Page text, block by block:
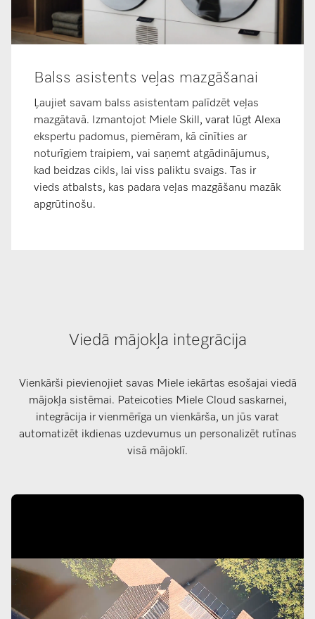
Balss asistents veļas mazgāšanai
Ļaujiet savam balss asistentam palīdzēt veļas
mazgātavā. Izmantojot Miele Skill, varat lūgt Alexa
ekspertu padomus, piemēram, kā cīnīties ar
noturīgiem traipiem, vai saņemt atgādinājumus,
kad beidzas cikls, lai viss paliktu svaigs. Tas ir
vieds atbalsts, kas padara veļas mazgāšanu mazāk
apgrūtinošu.
Viedā mājokļa integrācija
Vienkārši pievienojiet savas Miele iekārtas esošajai viedā
mājokļa sistēmai. Pateicoties Miele Cloud saskarnei,
integrācija ir vienmērīga un vienkārša, un jūs varat
automatizēt ikdienas uzdevumus un personalizēt rutīnas
visā mājoklī.